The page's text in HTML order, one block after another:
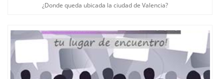
¿Donde queda ubicada la ciudad de Valencia?